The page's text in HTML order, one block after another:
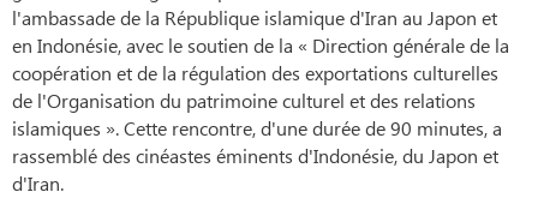
l'ambassade de la République islamique d'Iran au Japon et
en Indonésie, avec le soutien de la « Direction générale de la
coopération et de la régulation des exportations culturelles
de l'Organisation du patrimoine culturel et des relations
islamiques ». Cette rencontre, d'une durée de 90 minutes, a
rassemblé des cinéastes éminents d'Indonésie, du Japon et
d'Iran.